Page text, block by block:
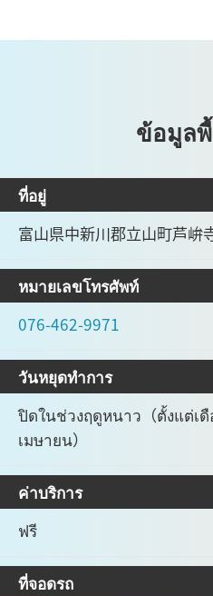
ข้อมูล
ที่อยู่
富山県中新川郡立山町芦峅
หมายเลขโทรศัพท์
076-462-9971
วันหยุดทำการ
ปิดในช่วงฤดูหนาว（ตั้งแต่เ
เมษายน）
ค่าบริการ
ฟรี
ที่จอดรถ